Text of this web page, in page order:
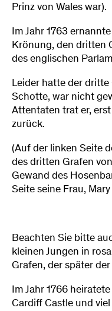
Prinz von Wales war).
Im Jahr 1763
Krönung, den dritten
des englischen
Leider hatte der dritte
Schotte, war nicht
Attentaten trat er,
zurück.
(Auf der linken Seite
des dritten Grafen
Gewand des
Seite seine Frau,
Beachten Sie bitte
kleinen Jungen in
Grafen, der später
Im Jahr 1766
Cardiff Castle und